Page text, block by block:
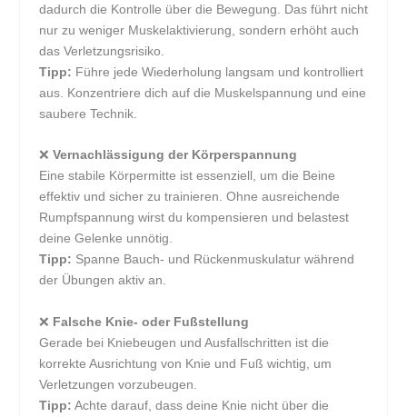
dadurch die Kontrolle über die Bewegung. Das führt nicht
nur zu weniger Muskelaktivierung, sondern erhöht auch
das Verletzungsrisiko.
Tipp: Führe jede Wiederholung langsam und kontrolliert
aus. Konzentriere dich auf die Muskelspannung und eine
saubere Technik.
❌ Vernachlässigung der Körperspannung
Eine stabile Körpermitte ist essenziell, um die Beine
effektiv und sicher zu trainieren. Ohne ausreichende
Rumpfspannung wirst du kompensieren und belastest
deine Gelenke unnötig.
Tipp: Spanne Bauch- und Rückenmuskulatur während
der Übungen aktiv an.
❌ Falsche Knie- oder Fußstellung
Gerade bei Kniebeugen und Ausfallschritten ist die
korrekte Ausrichtung von Knie und Fuß wichtig, um
Verletzungen vorzubeugen.
Tipp: Achte darauf, dass deine Knie nicht über die